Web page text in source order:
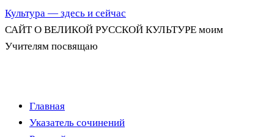
Культура — здесь и сейчас
САЙТ О ВЕЛИКОЙ РУССКОЙ КУЛЬТУРЕ моим
Учителям посвящаю
ПерейтиГлавная
Указатель сочинений